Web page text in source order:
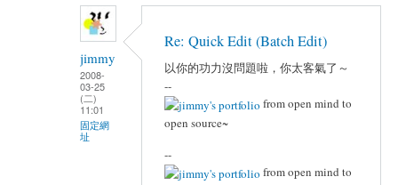
jimmy
2008-
03-25
(二)
11:01
固定網
址
Re: Quick Edit (Batch Edit)
以你的功力沒問題啦，你太客氣了～
--
from open mind to
open source~
--
from open mind to